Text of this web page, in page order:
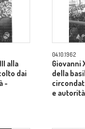
alla
dai
-
04.10.1962
Giovanni
della
e